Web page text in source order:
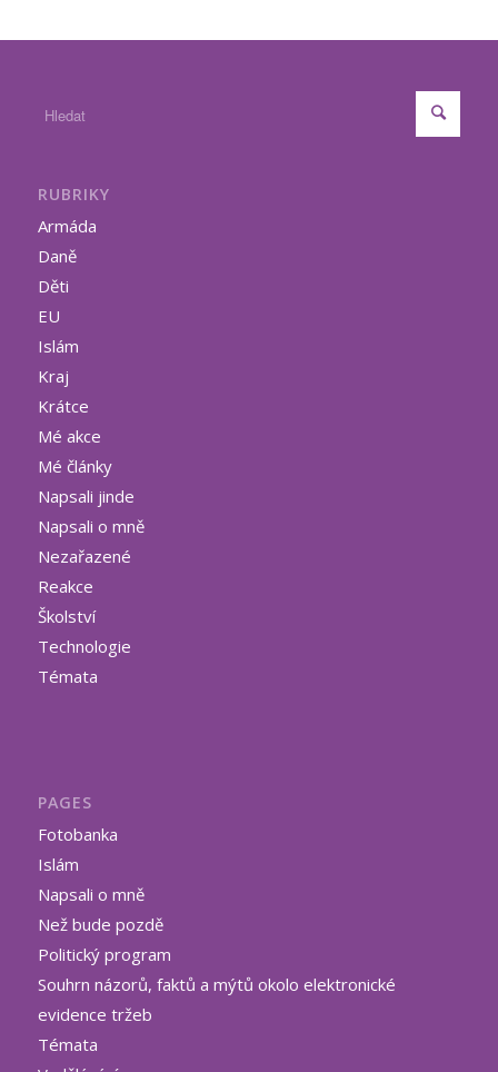
RUBRIKY
Armáda
Daně
Děti
EU
Islám
Kraj
Krátce
Mé akce
Mé články
Napsali jinde
Napsali o mně
Nezařazené
Reakce
Školství
Technologie
Témata
PAGES
Fotobanka
Islám
Napsali o mně
Než bude pozdě
Politický program
Souhrn názorů, faktů a mýtů okolo elektronické
evidence tržeb
Témata